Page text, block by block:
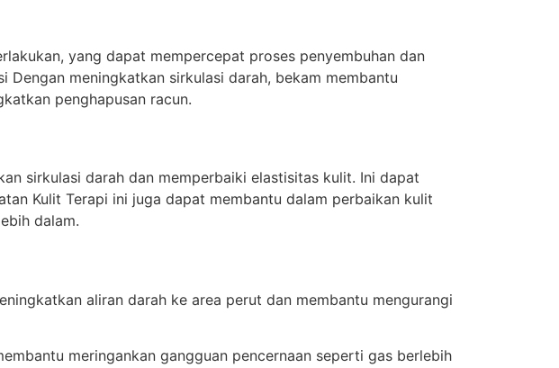
yang dapat mempercepat proses penyembuhan dan
meningkatkan sirkulasi darah, bekam membantu
penghapusan racun.
sirkulasi darah dan memperbaiki elastisitas kulit. Ini dapat
Kulit Terapi ini juga dapat membantu dalam perbaikan kulit
dalam.
aliran darah ke area perut dan membantu mengurangi
meringankan gangguan pencernaan seperti gas berlebih